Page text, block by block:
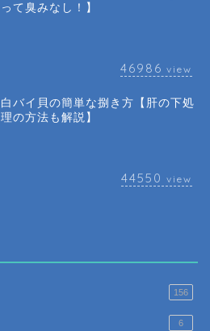
って臭みなし！】
46986 view
白バイ貝の簡単な捌き方【肝の下処
理の方法も解説】
44550 view
156
6